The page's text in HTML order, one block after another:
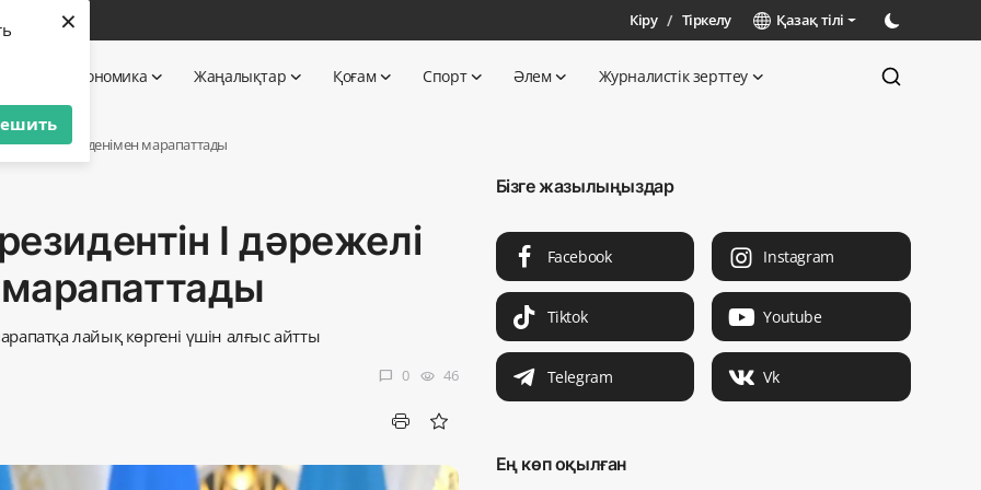
× Кіру / Тіркелу Қазақ тілі
Экономика Жаңалықтар Қоғам Спорт Әлем Журналистік зерттеу
«Достық» орденімен марапаттады
І дәрежелі
лайық көргені үшін алғыс айтты
chat_bubble 0 visibility 46
Бізге жазылыңыздар
Facebook Instagram
Tiktok Youtube
Telegram Vk
Ең көп оқылған